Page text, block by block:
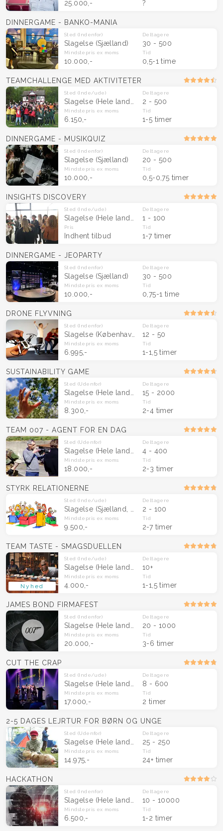
25.000,- ?
DINNERGAME - BANKO-MANIA
Sted (Indenfor)
Slagelse (Sjælland)
Deltagere
30 - 500
Mindstepris ex moms
10.000,-
Tid
0,5-1 time
TEAMCHALLENGE MED AKTIVITETER
Sted (Inde/ude)
Slagelse (Hele landet)
Deltagere
2 - 500
Mindstepris ex moms
6.150,-
Tid
1-5 timer
DINNERGAME - MUSIKQUIZ
Sted (Indenfor)
Slagelse (Sjælland)
Deltagere
20 - 500
Mindstepris ex moms
10.000,-
Tid
0,5-0,75 timer
INSIGHTS DISCOVERY
Sted (Inde/ude)
Slagelse (Hele landet)
Deltagere
1 - 100
Pris
Indhent tilbud
Tid
1-7 timer
DINNERGAME - JEOPARTY
Sted (Indenfor)
Slagelse (Sjælland)
Deltagere
30 - 500
Mindstepris ex moms
10.000,-
Tid
0,75-1 time
DRONE FLYVNING
Sted (Indenfor)
Slagelse (København og Sjælland)
Deltagere
12 - 50
Mindstepris ex moms
6.995,-
Tid
1-1,5 timer
SUSTAINABILITY GAME
Sted (Udenfor)
Slagelse (Hele landet)
Deltagere
15 - 2000
Mindstepris ex moms
8.300,-
Tid
2-4 timer
TEAM 007 - AGENT FOR EN DAG
Sted (Udenfor)
Slagelse (Hele landet)
Deltagere
4 - 400
Mindstepris ex moms
18.000,-
Tid
2-3 timer
STYRK RELATIONERNE
Sted (Inde/ude)
Slagelse (Sjælland, Fyn & Midtjylland)
Deltagere
2 - 100
Mindstepris ex moms
9.500,-
Tid
2-7 timer
Nyhed
TEAM TASTE - SMAGSDUELLEN
Sted (Inde/ude)
Slagelse (Hele landet)
Deltagere
10+
Mindstepris ex moms
4.000,-
Tid
1-1,5 timer
JAMES BOND FIRMAFEST
Sted (Indenfor)
Slagelse (Hele landet)
Deltagere
20 - 1000
Mindstepris ex moms
20.000,-
Tid
3-6 timer
CUT THE CRAP
Sted (Inde/ude)
Slagelse (Hele landet)
Deltagere
8 - 600
Mindstepris ex moms
17.000,-
Tid
2 timer
2-5 DAGES LEJRTUR FOR BØRN OG UNGE
Sted (Udenfor)
Slagelse (Hele landet)
Deltagere
25 - 250
Mindstepris ex moms
14.975,-
Tid
24+ timer
HACKATHON
Sted (Indenfor)
Slagelse (Hele landet)
Deltagere
10 - 10000
Mindstepris ex moms
6.500,-
Tid
1-2 timer